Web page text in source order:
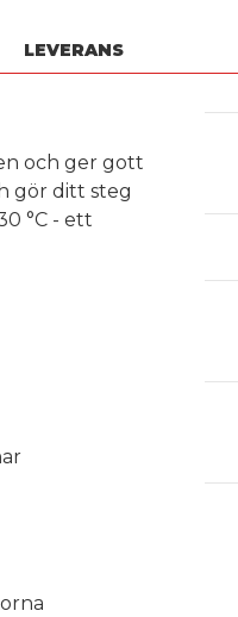
LEVERANS
och ger gott
gör ditt steg
°C - ett